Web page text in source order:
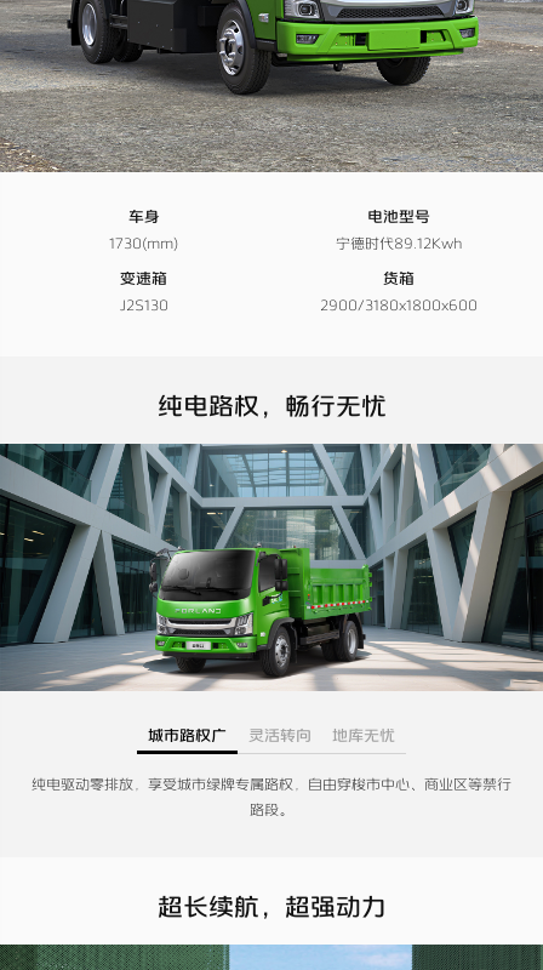
车身
1730(mm)
电池型号
宁德时代89.12Kwh
变速箱
J2S130
货箱
2900/3180x1800x600
纯电路权，畅行无忧​
城市路权广 灵活转向 地库无忧
纯电驱动零排放，享受城市绿牌专属路权，自由穿梭市中心、商业区等禁行
路段。
超长续航，超强动力​